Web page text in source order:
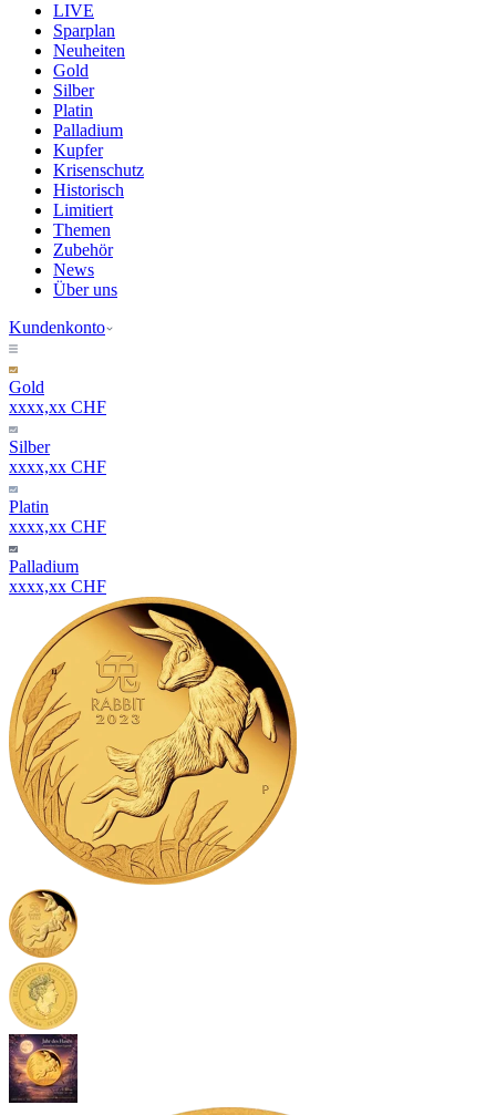
LIVE
Sparplan
Neuheiten
Gold
Silber
Platin
Palladium
Kupfer
Krisenschutz
Historisch
Limitiert
Themen
Zubehör
News
Über uns
Kundenkonto
Gold
xxxx,xx CHF
Silber
xxxx,xx CHF
Platin
xxxx,xx CHF
Palladium
xxxx,xx CHF